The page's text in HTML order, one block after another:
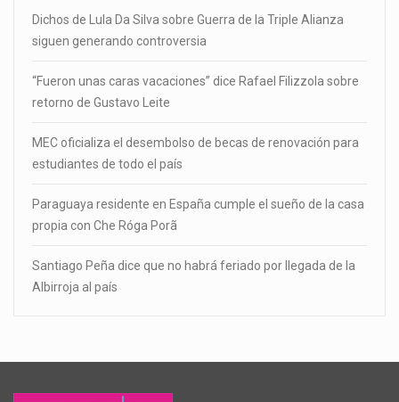
Dichos de Lula Da Silva sobre Guerra de la Triple Alianza
siguen generando controversia
“Fueron unas caras vacaciones” dice Rafael Filizzola sobre
retorno de Gustavo Leite
MEC oficializa el desembolso de becas de renovación para
estudiantes de todo el país
Paraguaya residente en España cumple el sueño de la casa
propia con Che Róga Porã
Santiago Peña dice que no habrá feriado por llegada de la
Albirroja al país